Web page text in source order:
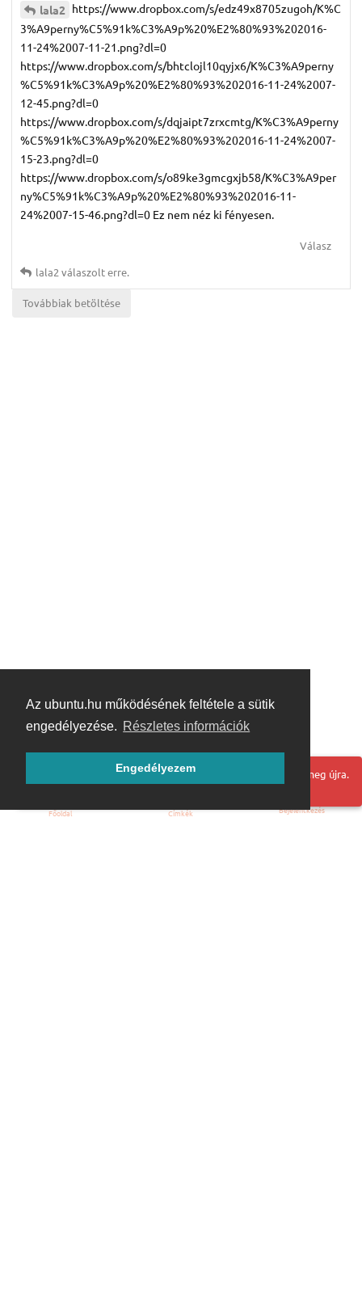
Az ubuntu.hu működésének feltétele a sütik
engedélyezése. Részletes információk
Engedélyezem
lala2 https://www.dropbox.com/s/edz49x8705zugoh/K%C
3%A9perny%C5%91k%C3%A9p%20%E2%80%93%202016-
11-24%2007-11-21.png?dl=0
https://www.dropbox.com/s/bhtclojl10qyjx6/K%C3%A9perny
%C5%91k%C3%A9p%20%E2%80%93%202016-11-24%2007-
12-45.png?dl=0
https://www.dropbox.com/s/dqjaipt7zrxcmtg/K%C3%A9perny
%C5%91k%C3%A9p%20%E2%80%93%202016-11-24%2007-
15-23.png?dl=0
https://www.dropbox.com/s/o89ke3gmcgxjb58/K%C3%A9per
ny%C5%91k%C3%A9p%20%E2%80%93%202016-11-
24%2007-15-46.png?dl=0 Ez nem néz ki fényesen.
Válasz
lala2 válaszolt erre.
Továbbiak betöltése
Hoppá! Valami hiba történt. Frissítse az oldalt és próbálja meg újra.
Főoldal Címkék Bejelentkezés